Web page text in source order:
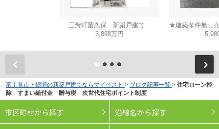
三芳町藤久保 新築戸建て
3,898万円
富士見市・鶴瀬の新築戸建てならマイベスト > ブログ記事一覧 > 住宅ローン控
除 すまい給付金 贈与税 次世代住宅ポイント制度
市区町村から探す 沿線名から探す